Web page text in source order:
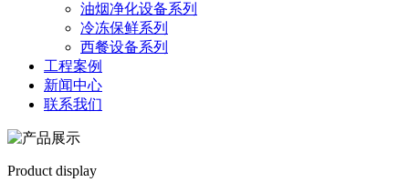
油烟净化设备系列
冷冻保鲜系列
西餐设备系列
工程案例
新闻中心
联系我们
Product display